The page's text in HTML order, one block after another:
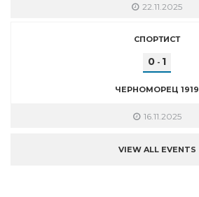
22.11.2025
СПОРТИСТ
0 - 1
ЧЕРНОМОРЕЦ 1919
16.11.2025
VIEW ALL EVENTS